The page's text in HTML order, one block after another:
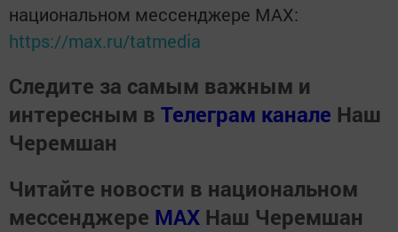
национальном мессенджере MАХ:
https://max.ru/tatmedia
Следите за самым важным и
интересным в Телеграм канале Наш
Черемшан
Читайте новости в национальном
мессенджере MАХ Наш Черемшан